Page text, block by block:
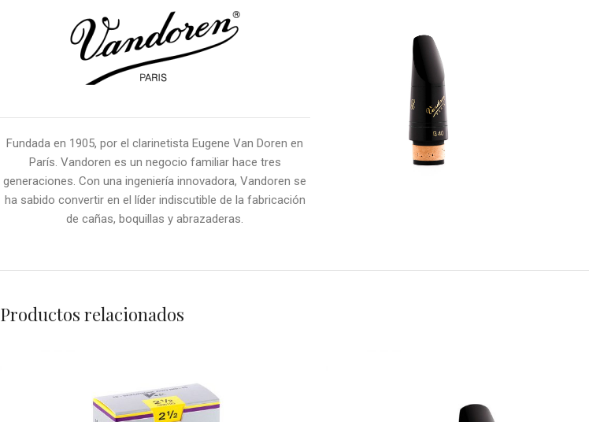
Fundada en 1905, por el clarinetista Eugene Van Doren en
París. Vandoren es un negocio familiar hace tres
generaciones. Con una ingeniería innovadora, Vandoren se
ha sabido convertir en el líder indiscutible de la fabricación
de cañas, boquillas y abrazaderas.
Productos relacionados